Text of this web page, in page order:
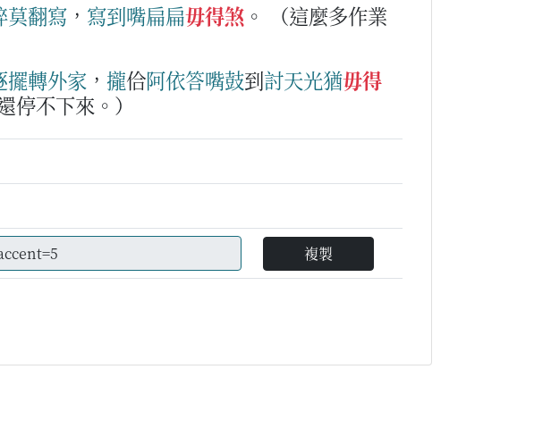
莫翻寫 ， 寫到嘴扁扁毋得煞 。
（這麼多作業
擺轉外家 ， 攏佮阿依答嘴鼓到討天光猶毋得
停不下來。）
複製